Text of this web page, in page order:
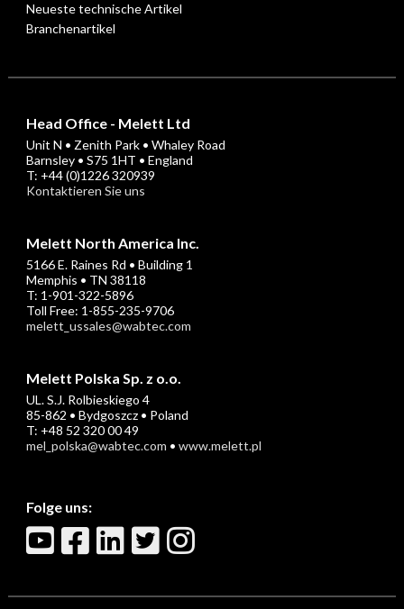
Neueste technische Artikel
Branchenartikel
Head Office - Melett Ltd
Unit N • Zenith Park • Whaley Road
Barnsley • S75 1HT • England
T: +44 (0)1226 320939
Kontaktieren Sie uns
Melett North America Inc.
5166 E. Raines Rd • Building 1
Memphis • TN 38118
T: 1-901-322-5896
Toll Free: 1-855-235-9706
melett_ussales@wabtec.com
Melett Polska Sp. z o.o.
UL. S.J. Rolbieskiego 4
85-862 • Bydgoszcz • Poland
T: +48 52 320 00 49
mel_polska@wabtec.com • www.melett.pl
Folge uns: